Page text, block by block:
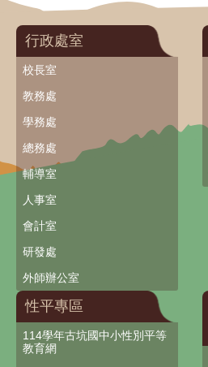
行政處室
校長室
教務處
學務處
總務處
輔導室
人事室
會計室
研發處
外師辦公室
性平專區
114學年古坑國中小性別平等
教育網